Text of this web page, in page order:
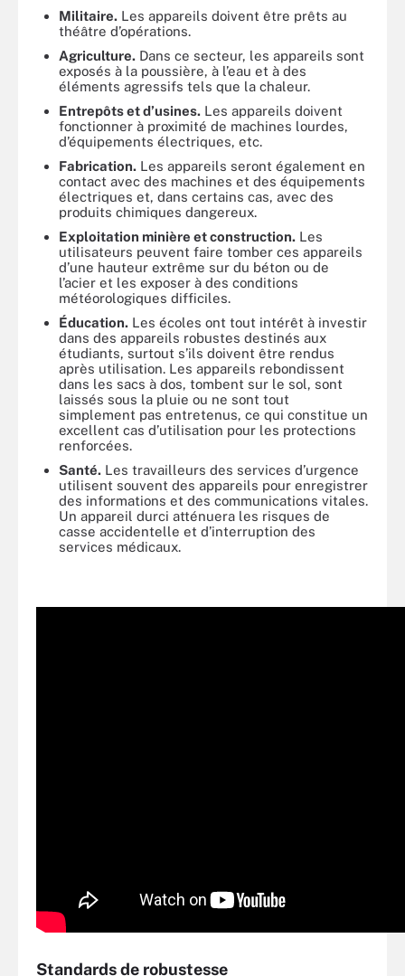
Militaire. Les appareils doivent être prêts au
théâtre d’opérations.
Agriculture. Dans ce secteur, les appareils sont
exposés à la poussière, à l’eau et à des
éléments agressifs tels que la chaleur.
Entrepôts et d’usines. Les appareils doivent
fonctionner à proximité de machines lourdes,
d’équipements électriques, etc.
Fabrication. Les appareils seront également en
contact avec des machines et des équipements
électriques et, dans certains cas, avec des
produits chimiques dangereux.
Exploitation minière et construction. Les
utilisateurs peuvent faire tomber ces appareils
d’une hauteur extrême sur du béton ou de
l’acier et les exposer à des conditions
météorologiques difficiles.
Éducation. Les écoles ont tout intérêt à investir
dans des appareils robustes destinés aux
étudiants, surtout s’ils doivent être rendus
après utilisation. Les appareils rebondissent
dans les sacs à dos, tombent sur le sol, sont
laissés sous la pluie ou ne sont tout
simplement pas entretenus, ce qui constitue un
excellent cas d’utilisation pour les protections
renforcées.
Santé. Les travailleurs des services d’urgence
utilisent souvent des appareils pour enregistrer
des informations et des communications vitales.
Un appareil durci atténuera les risques de
casse accidentelle et d’interruption des
services médicaux.
Standards de robustesse